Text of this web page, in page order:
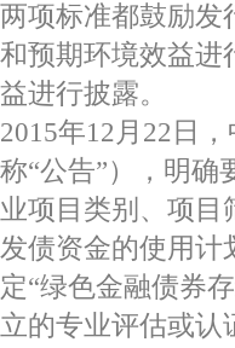
两项标准都鼓励发
和预期环境效益进
益进行披露。
2015年12月22日
称“公告”），明确
业项目类别、项目
发债资金的使用计
定“绿色金融债券
立的专业评估或认